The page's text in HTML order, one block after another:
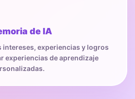
de IA
intereses, experiencias y logros
experiencias de aprendizaje